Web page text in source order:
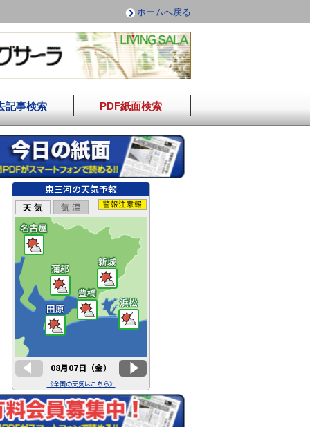
ホームへ戻る
記事検索 PDF紙面検索